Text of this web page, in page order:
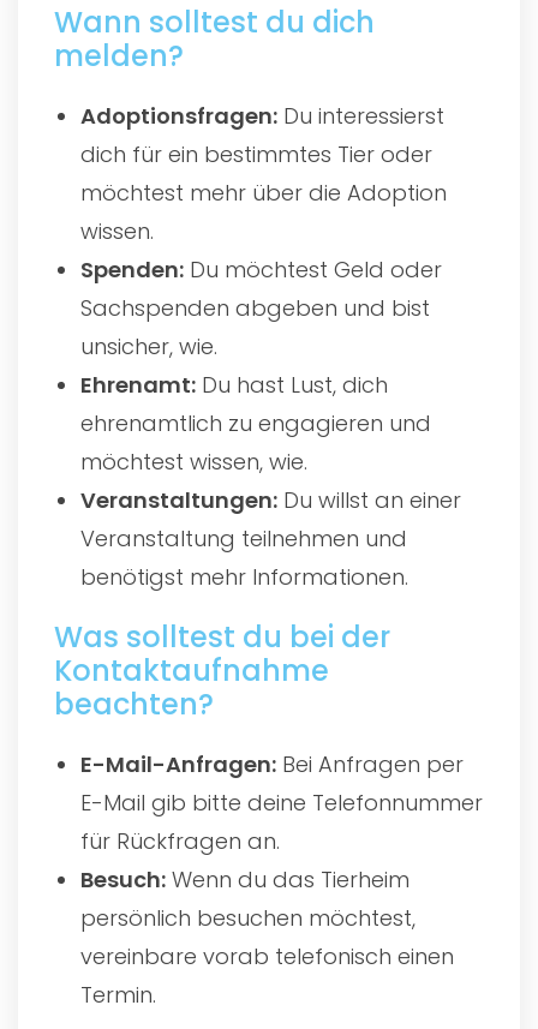
Wann solltest du dich
melden?
Adoptionsfragen: Du interessierst
dich für ein bestimmtes Tier oder
möchtest mehr über die Adoption
wissen.
Spenden: Du möchtest Geld oder
Sachspenden abgeben und bist
unsicher, wie.
Ehrenamt: Du hast Lust, dich
ehrenamtlich zu engagieren und
möchtest wissen, wie.
Veranstaltungen: Du willst an einer
Veranstaltung teilnehmen und
benötigst mehr Informationen.
Was solltest du bei der
Kontaktaufnahme
beachten?
E-Mail-Anfragen: Bei Anfragen per
E-Mail gib bitte deine Telefonnummer
für Rückfragen an.
Besuch: Wenn du das Tierheim
persönlich besuchen möchtest,
vereinbare vorab telefonisch einen
Termin.